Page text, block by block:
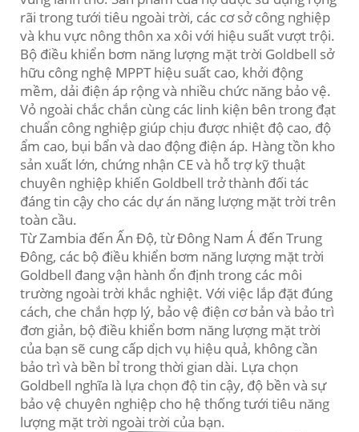
rãi trong tưới tiêu ngoài trời, các cơ sở công nghiệp
và khu vực nông thôn xa xôi với hiệu suất vượt trội.
Bộ điều khiển bơm năng lượng mặt trời Goldbell sở
hữu công nghệ MPPT hiệu suất cao, khởi động
mềm, dải điện áp rộng và nhiều chức năng bảo vệ.
Vỏ ngoài chắc chắn cùng các linh kiện bên trong đạt
chuẩn công nghiệp giúp chịu được nhiệt độ cao, độ
ẩm cao, bụi bẩn và dao động điện áp. Hàng tồn kho
sản xuất lớn, chứng nhận CE và hỗ trợ kỹ thuật
chuyên nghiệp khiến Goldbell trở thành đối tác
đáng tin cậy cho các dự án năng lượng mặt trời trên
toàn cầu.
Từ Zambia đến Ấn Độ, từ Đông Nam Á đến Trung
Đông, các bộ điều khiển bơm năng lượng mặt trời
Goldbell đang vận hành ổn định trong các môi
trường ngoài trời khắc nghiệt. Với việc lắp đặt đúng
cách, che chắn hợp lý, bảo vệ điện cơ bản và bảo trì
đơn giản, bộ điều khiển bơm năng lượng mặt trời
của bạn sẽ cung cấp dịch vụ hiệu quả, không cần
bảo trì và bền bỉ trong thời gian dài. Lựa chọn
Goldbell nghĩa là lựa chọn độ tin cậy, độ bền và sự
bảo vệ chuyên nghiệp cho hệ thống tưới tiêu năng
lượng mặt trời ngoài trời của bạn.